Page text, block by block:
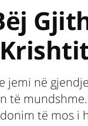
jemi në
të mundshme.
të mos i